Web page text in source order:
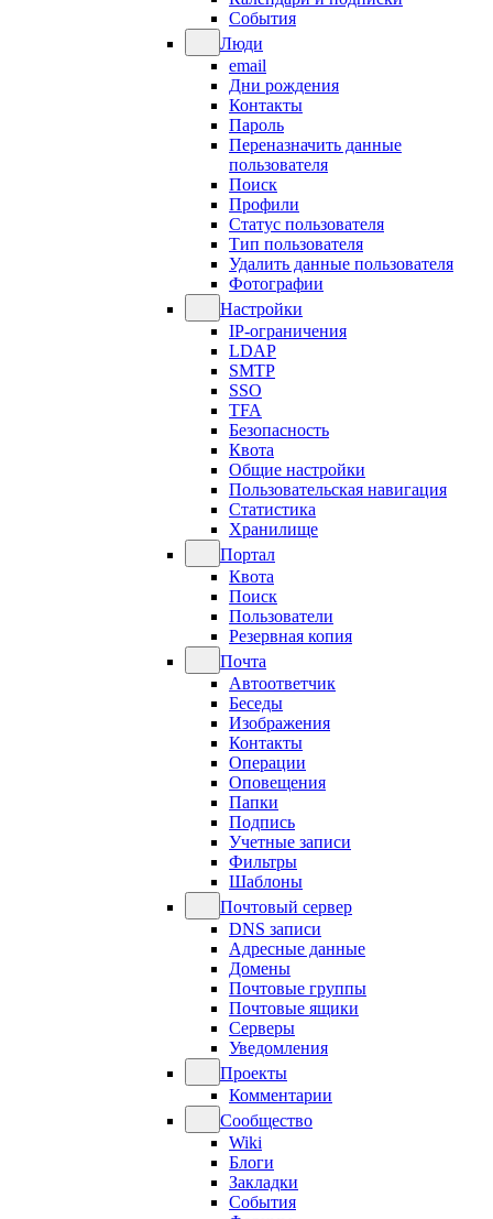
События
Люди
email
Дни рождения
Контакты
Пароль
Переназначить данные
пользователя
Поиск
Профили
Статус пользователя
Тип пользователя
Удалить данные пользователя
Фотографии
Настройки
IP-ограничения
LDAP
SMTP
SSO
TFA
Безопасность
Квота
Общие настройки
Пользовательская навигация
Статистика
Хранилище
Портал
Квота
Поиск
Пользователи
Резервная копия
Почта
Автоответчик
Беседы
Изображения
Контакты
Операции
Оповещения
Папки
Подпись
Учетные записи
Фильтры
Шаблоны
Почтовый сервер
DNS записи
Адресные данные
Домены
Почтовые группы
Почтовые ящики
Серверы
Уведомления
Проекты
Комментарии
Сообщество
Wiki
Блоги
Закладки
События